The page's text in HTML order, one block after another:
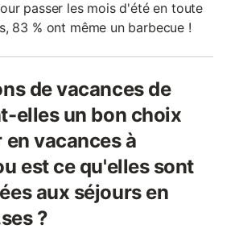
passer les mois d'été en toute
83 % ont même un barbecue !
de vacances de
elles un bon choix
vacances à
est ce qu'elles sont
aux séjours en
?